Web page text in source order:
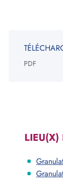
PDF
LIEU(X)